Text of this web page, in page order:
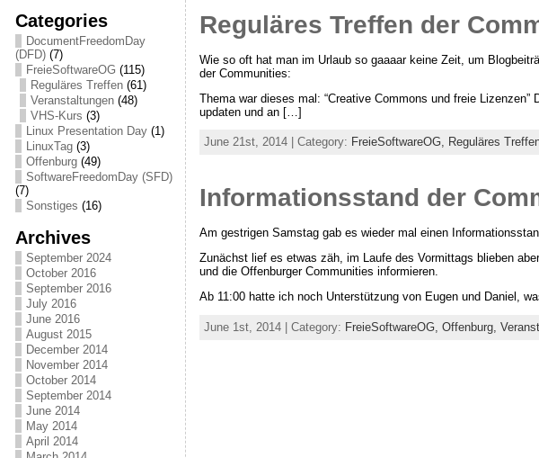
Categories
DocumentFreedomDay
(DFD)(7)
FreieSoftwareOG (115)
Reguläres Treffen(61)
Veranstaltungen(48)
VHS-Kurs (3)
Linux Presentation Day(1)
LinuxTag(3)
Offenburg(49)
SoftwareFreedomDay (SFD)
(7)
Sonstiges (16)
Archives
September 2024
October 2016
September 2016
July 2016
June 2016
August 2015
December 2014
November 2014
October 2014
September 2014
June 2014
May 2014
April 2014
Reguläres Treffen der
Wie so oft hat man im Urlaub so gaaaar keine Zeit, um
der Communities:
Thema war dieses mal: “Creative Commons und freie
updaten und an […]
June 21st, 2014 | Category: FreieSoftwareOG, Reguläres
Informationsstand der
Am gestrigen Samstag gab es wieder mal einen
Zunächst lief es etwas zäh, im Laufe des Vormittags blieben
und die Offenburger Communities informieren.
Ab 11:00 hatte ich noch Unterstützung von Eugen und Daniel,
June 1st, 2014 | Category: FreieSoftwareOG, Offenburg,